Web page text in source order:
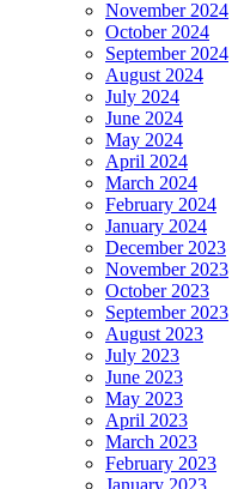
November 2024
October 2024
September 2024
August 2024
July 2024
June 2024
May 2024
April 2024
March 2024
February 2024
January 2024
December 2023
November 2023
October 2023
September 2023
August 2023
July 2023
June 2023
May 2023
April 2023
March 2023
February 2023